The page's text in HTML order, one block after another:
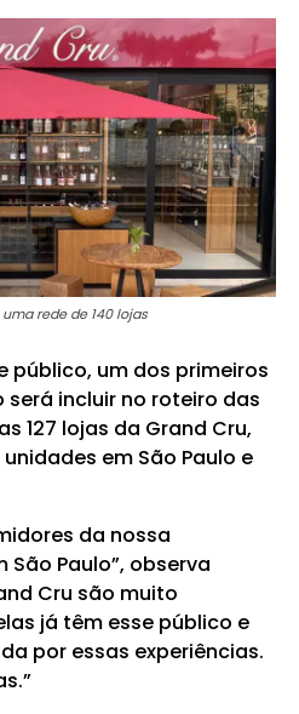
rede de 140 lojas
público, um dos primeiros
incluir no roteiro das
127 lojas da Grand Cru,
em São Paulo e
da nossa
Paulo”, observa
Cru são muito
já têm esse público e
por essas experiências.